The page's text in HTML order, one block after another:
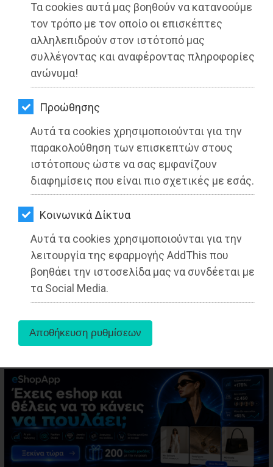
Τα cookies αυτά μας βοηθούν να κατανοούμε
τον τρόπο με τον οποίο οι επισκέπτες
αλληλεπιδρούν στον ιστότοπό μας
συλλέγοντας και αναφέροντας πληροφορίες
ανώνυμα!
Προώθησης
Αυτά τα cookies χρησιμοποιούνται για την
παρακολούθηση των επισκεπτών στους
ιστότοπους ώστε να σας εμφανίζουν
διαφημίσεις που είναι πιο σχετικές με εσάς.
Kοινωνικά Δίκτυα
Αυτά τα cookies χρησιμοποιούνται για την
λειτουργία της εφαρμογής AddThis που
βοηθάει την ιστοσελίδα μας να συνδέεται με
τα Social Media.
ΤΑΞΙΔΙΑ
ΕΞΟΔΟΣ
ΠΕΡΙΒΑΛΛΟΝ
ΚΑΤΟΙΚΙΔΙΟ
ΑΓΓΕΛΙΕΣ
ΕΦΗΜΕΡΙΔΕΣ
OΔΗΓΟΣ
ΑΓΟΡΑΣ
ΨΙΘΥΡΟΙ
ΑΠΟΣΤΟΛΗ
ΑΡΘΡΩΝ
Δύναμης Ανάπτυξης: Διαδικασία
αποζημιώσεων πυρόπληκτων
Διαβάστηκε 3512 φορές
26-05-2025
Από τo Dimotisnews
aboutus
Tags:Ραφήνα,ΤΟΠΙΚΗ ΑΥΤΟΔΙΟΙΚΗΣΗ,